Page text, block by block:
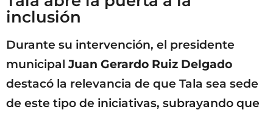
inclusión
Durante su intervención, el presidente
municipal Juan Gerardo Ruiz Delgado
destacó la relevancia de que Tala sea sede
de este tipo de iniciativas, subrayando que